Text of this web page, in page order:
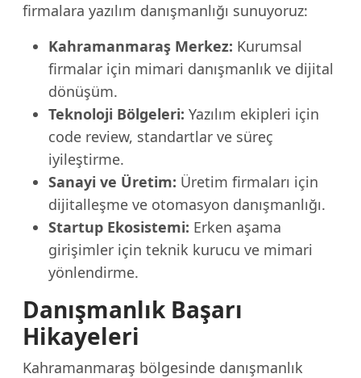
firmalara yazılım danışmanlığı sunuyoruz:
Kahramanmaraş Merkez: Kurumsal
firmalar için mimari danışmanlık ve dijital
dönüşüm.
Teknoloji Bölgeleri: Yazılım ekipleri için
code review, standartlar ve süreç
iyileştirme.
Sanayi ve Üretim: Üretim firmaları için
dijitalleşme ve otomasyon danışmanlığı.
Startup Ekosistemi: Erken aşama
girişimler için teknik kurucu ve mimari
yönlendirme.
Danışmanlık Başarı
Hikayeleri
Kahramanmaraş bölgesinde danışmanlık